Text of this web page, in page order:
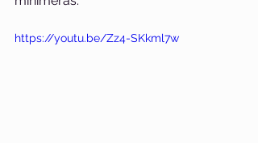
https://youtu.be/Zz4-SKkml7w